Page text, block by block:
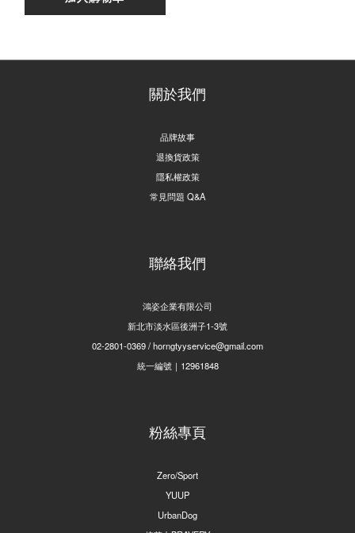
關於我們
品牌故事
退換貨政策
隱私權政策
常見問題 Q&A
聯絡我們
鴻姿企業有限公司
新北市淡水區後洲子1-3號
02-2801-0369 / horngtyyservice@gmail.com
統一編號｜12961848
粉絲專頁
Zero/Sport
YUUP
UrbanDog